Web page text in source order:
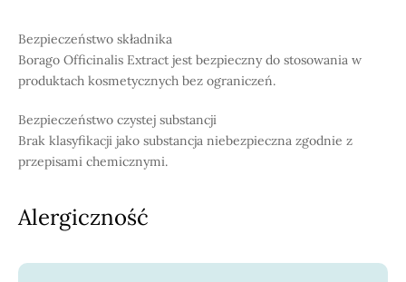
Bezpieczeństwo składnika
Borago Officinalis Extract jest bezpieczny do stosowania w
produktach kosmetycznych bez ograniczeń.
Bezpieczeństwo czystej substancji
Brak klasyfikacji jako substancja niebezpieczna zgodnie z
przepisami chemicznymi.
Alergiczność